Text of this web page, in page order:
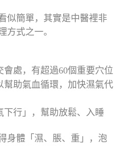
似簡單，其實是中醫裡非
方式之一。
會處，有超過60個重要穴位
幫助氣血循環，加快濕氣代
下行」，幫助放鬆、入睡
身體「濕、脹、重」，泡